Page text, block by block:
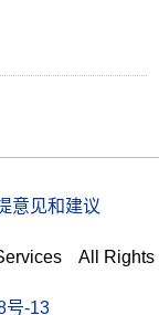
见和建议
All Rights
号-13